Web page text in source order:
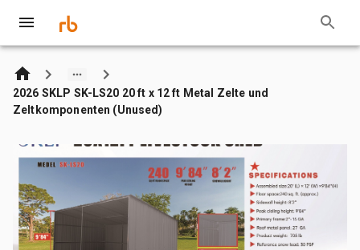
2026 SKLP SK-LS20 20 ft x 12 ft Metal Zelte und
Zeltkomponenten (Unused)